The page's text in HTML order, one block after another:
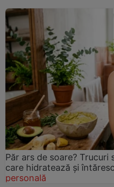
Păr ars de soare? Trucuri
care hidratează și
personală